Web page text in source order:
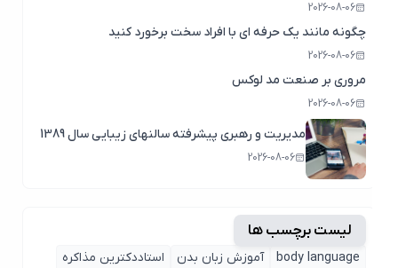
2026-08-06
چگونه مانند یک حرفه ای با افراد سخت برخورد کنید
2026-08-06
مروری بر صنعت مد لوکس
2026-08-06
مدیریت و رهبری پیشرفته سالنهای زیبایی سال 1389
2026-08-06
لیست برچسب ها
body language آموزش زبان بدن
استاددکترین مذاکره